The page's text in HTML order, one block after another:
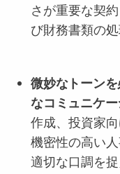
さが重要な契
び財務書類の
微妙なトーン
なコミュニケ
作成、投資家
機密性の高い
適切な口調を